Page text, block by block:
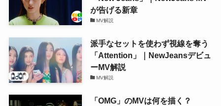
が告げる新章
MV解説
派手なセットを使わず視線を奪う
「Attention」｜NewJeansデビュ
ーMV解説
MV解説
「OMG」のMVは何を描く？